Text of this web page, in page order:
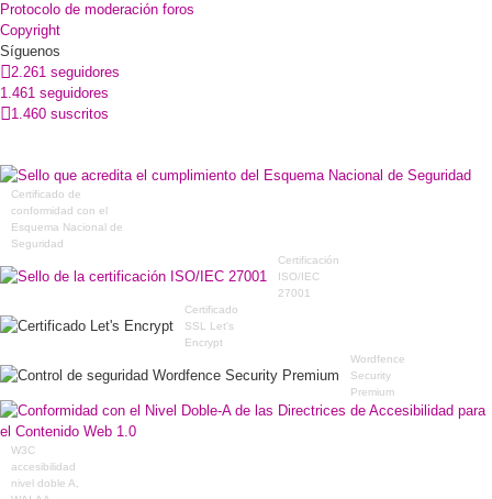
Protocolo de moderación foros
Copyright
Síguenos
2.261 seguidores
1.461 seguidores
1.460 suscritos
Certificado de
conformidad con el
Esquema Nacional de
Seguridad
Certificación
ISO/IEC
27001
Certificado
SSL Let's
Encrypt
Wordfence
Security
Premium
W3C
accesibilidad
nivel doble A,